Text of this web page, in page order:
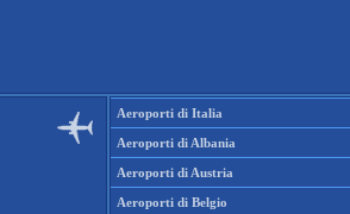
Aeroporti di Italia
Aeroporti di Albania
Aeroporti di Austria
Aeroporti di Belgio